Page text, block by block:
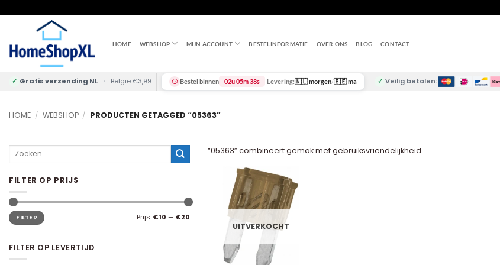
to
HOME WEBSHOP MIJN ACCOUNT BESTELINFORMATIE OVER ONS BLOG CONTACT
✓ Gratis verzending NL • België €3,99 Bestel binnen 02u 05m 37s Levering:🇳🇱 morgen/🇧🇪 ma ✓ Veilig betalen:
HOME / WEBSHOP / PRODUCTEN GETAGGED “05363”
Zoeken
FILTER OP PRIJS
Min.
prijs
Max.
prijsFILTER Prijs:€10 — €20
FILTER OP LEVERTIJD
“05363” combineert gemak met gebruiksvriendelijkheid.
UITVERKOCHT